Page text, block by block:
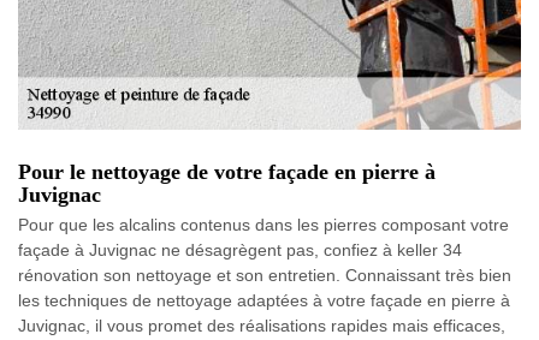
Pour le nettoyage de votre façade en pierre à
Juvignac
Pour que les alcalins contenus dans les pierres composant votre
façade à Juvignac ne désagrègent pas, confiez à keller 34
rénovation son nettoyage et son entretien. Connaissant très bien
les techniques de nettoyage adaptées à votre façade en pierre à
Juvignac, il vous promet des réalisations rapides mais efficaces,